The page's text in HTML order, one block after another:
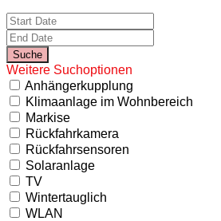
Weitere Suchoptionen
Anhängerkupplung
Klimaanlage im Wohnbereich
Markise
Rückfahrkamera
Rückfahrsensoren
Solaranlage
TV
Wintertauglich
WLAN